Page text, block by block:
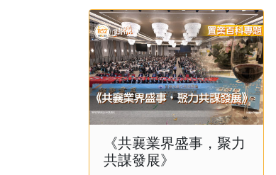
《共襄業界盛事，聚力
共謀發展》